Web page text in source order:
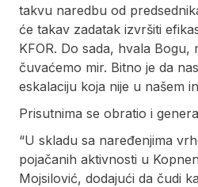
takvu naredbu od
će takav zadatak izvršiti
KFOR. Do sada, hvala
čuvaćemo mir. Bitno je da
eskalaciju koja nije u našem
Prisutnima se obratio i
“U skladu sa naređenjima
pojačanih aktivnosti u
Mojsilović, dodajući da čudi